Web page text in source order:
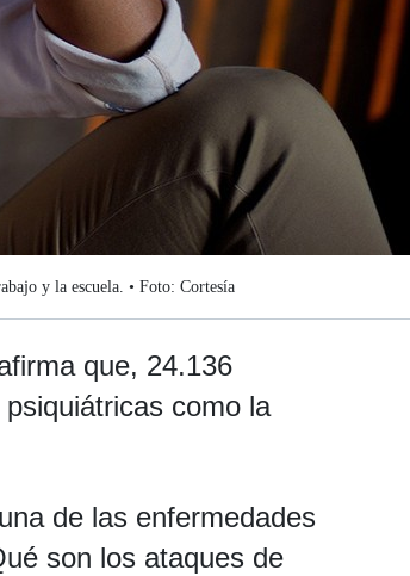
y la escuela. • Foto: Cortesía
que, 24.136
como la
de las enfermedades
son los ataques de